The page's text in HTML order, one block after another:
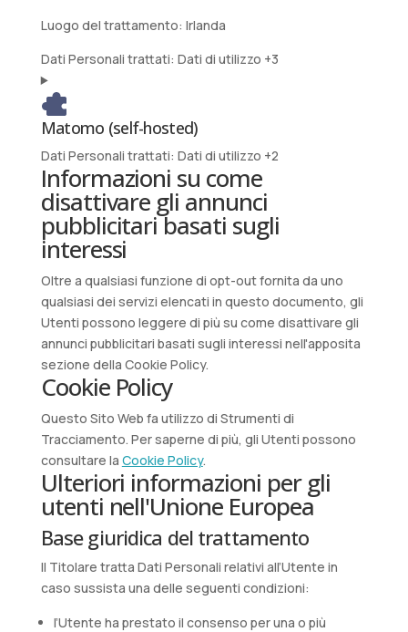
Luogo del trattamento: Irlanda
Dati Personali trattati: Dati di utilizzo +3
Matomo (self-hosted)
Dati Personali trattati: Dati di utilizzo +2
Informazioni su come
disattivare gli annunci
pubblicitari basati sugli
interessi
Oltre a qualsiasi funzione di opt-out fornita da uno
qualsiasi dei servizi elencati in questo documento, gli
Utenti possono leggere di più su come disattivare gli
annunci pubblicitari basati sugli interessi nell'apposita
sezione della Cookie Policy.
Cookie Policy
Questo Sito Web fa utilizzo di Strumenti di
Tracciamento. Per saperne di più, gli Utenti possono
consultare la Cookie Policy.
Ulteriori informazioni per gli
utenti nell'Unione Europea
Base giuridica del trattamento
Il Titolare tratta Dati Personali relativi all’Utente in
caso sussista una delle seguenti condizioni:
l’Utente ha prestato il consenso per una o più